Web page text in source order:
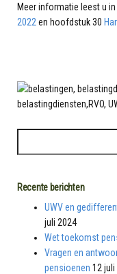
Meer informatie leest u
2022 en hoofdstuk 30
Recente berichten
UWV en
juli 2024
Wet toekomst
Vragen en
pensioenen 12 juli